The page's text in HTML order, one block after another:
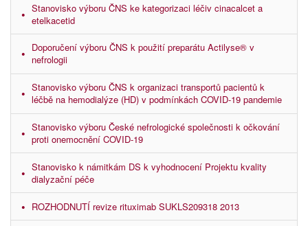
Stanovisko výboru ČNS ke kategorizaci léčiv cinacalcet a
etelkacetid
Doporučení výboru ČNS k použití preparátu Actilyse® v
nefrologii
Stanovisko výboru ČNS k organizaci transportů pacientů k
léčbě na hemodialýze (HD) v podmínkách COVID-19 pandemie
Stanovisko výboru České nefrologické společnosti k očkování
proti onemocnění COVID-19
Stanovisko k námitkám DS k vyhodnocení Projektu kvality
dialyzační péče
ROZHODNUTÍ revize rituximab SUKLS209318 2013